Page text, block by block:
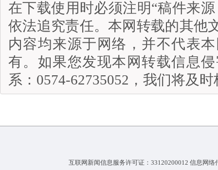
在下载使用时必须注明“稿件来
依法追究责任。本网转载的其他
内容均来源于网络，并不代表
有。如果您发现本网转载信息
系：0574-62735052，我们将及
互联网新闻信息服务许可证：33120200012 信息网